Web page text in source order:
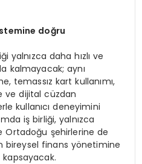
doğru
yalnızca daha hızlı ve
kalmayacak; aynı
temassız kart kullanımı,
ve dijital cüzdan
kullanıcı deneyimini
iş birliği, yalnızca
Ortadoğu şehirlerine de
bireysel finans yönetimine